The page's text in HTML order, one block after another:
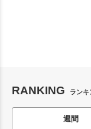
RANKING ランキ
週間